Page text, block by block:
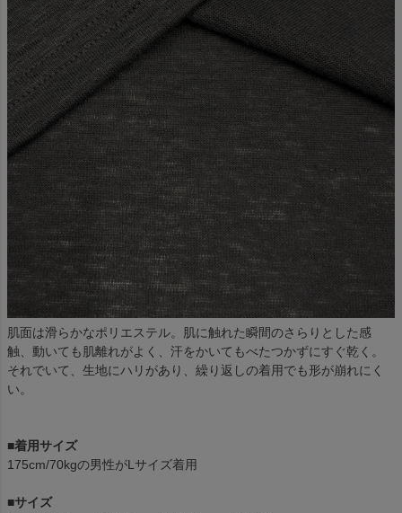
肌面は滑らかなポリエステル。肌に触れた瞬間のさらりとした感
触、動いても肌離れがよく、汗をかいてもべたつかずにすぐ乾く。
それでいて、生地にハリがあり、繰り返しの着用でも形が崩れにく
い。
■着用サイズ
175cm/70kgの男性がLサイズ着用
■サイズ